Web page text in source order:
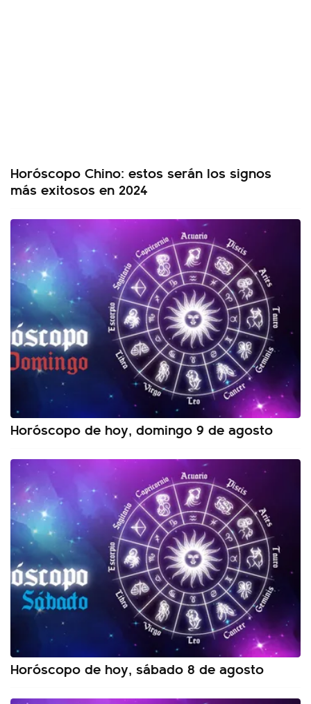
Horóscopo Chino: estos serán los signos
más exitosos en 2024
Horóscopo de hoy, domingo 9 de agosto
Horóscopo de hoy, sábado 8 de agosto